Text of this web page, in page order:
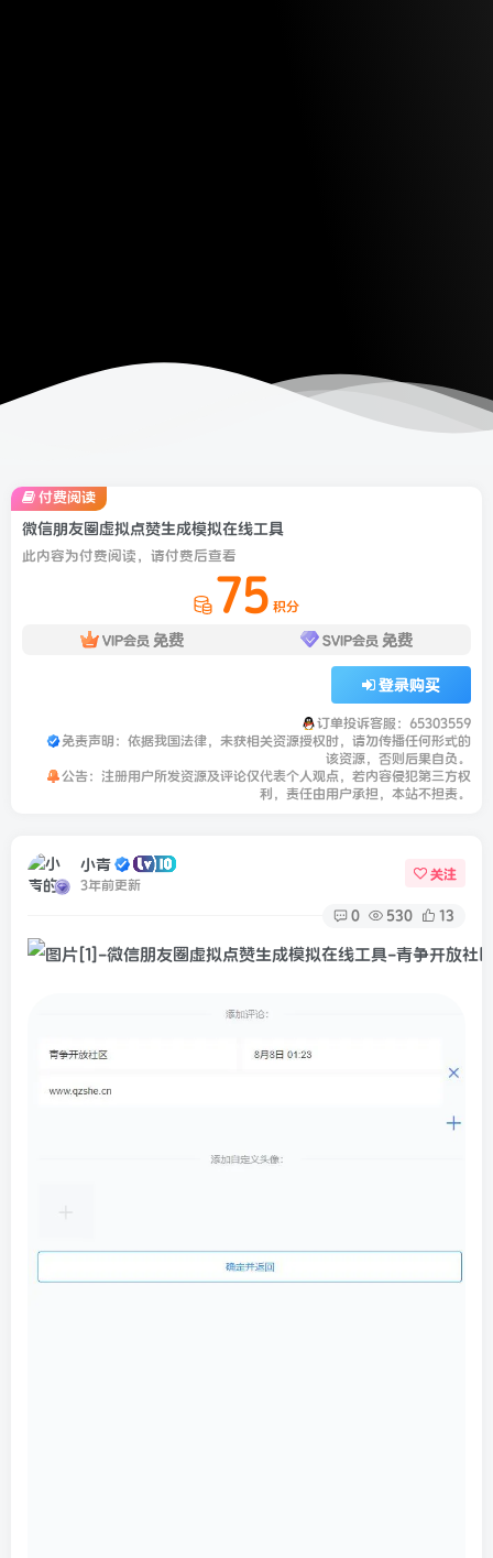
微信朋友圈虚拟点赞生成模拟在线工具
此内容为付费阅读，请付费后查看
75 积分
VIP会员 免费 SVIP会员 免费
登录购买
订单投诉客服：65303559
免责声明：依据我国法律，未获相关资源授权时，请勿传播任何形式的
该资源，否则后果自负。
公告：注册用户所发资源及评论仅代表个人观点，若内容侵犯第三方权
利，责任由用户承担，本站不担责。
付费阅读
小青
3年前更新
关注
0 530 13